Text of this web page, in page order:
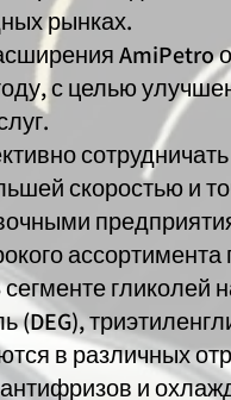
рынках.
с целью
скоростью и
гликолей
(DEG),
в различных
и